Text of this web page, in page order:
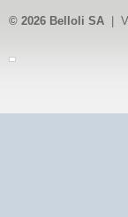
© 2026 Belloli SA |